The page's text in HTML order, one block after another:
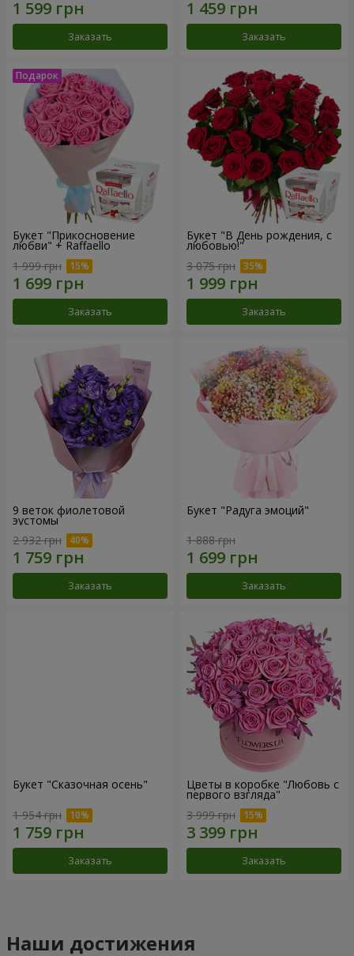
Заказать Заказать
Букет "Прикосновение
любви" + Raffaello
1 999 грн
Заказать
Букет "В День рождения, с
любовью!"
3 075 грн
Заказать
9 веток фиолетовой
эустомы
2 932 грн
Заказать
Букет "Радуга эмоций"
1 888 грн
Заказать
Букет "Сказочная осень"
1 954 грн
Заказать
Цветы в коробке "Любовь с
первого взгляда"
3 999 грн
Заказать
Наши достижения